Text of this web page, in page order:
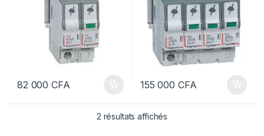
82 000CFA 155 000 CFA
2 résultats affichés